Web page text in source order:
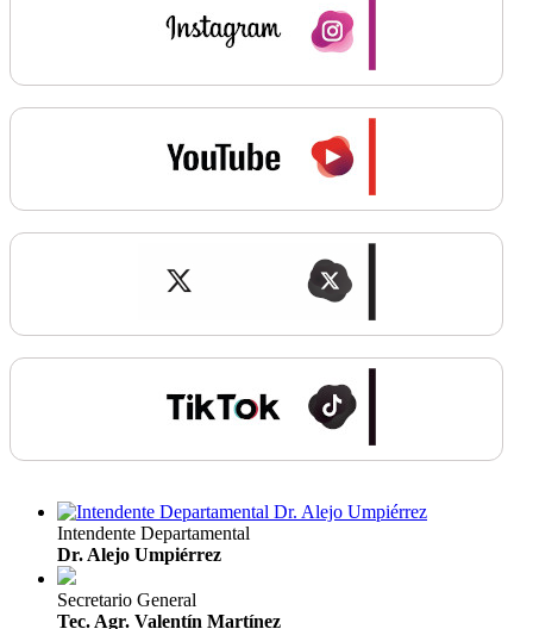
Intendente Departamental
Dr. Alejo Umpiérrez
Secretario General
Tec. Agr. Valentín Martínez